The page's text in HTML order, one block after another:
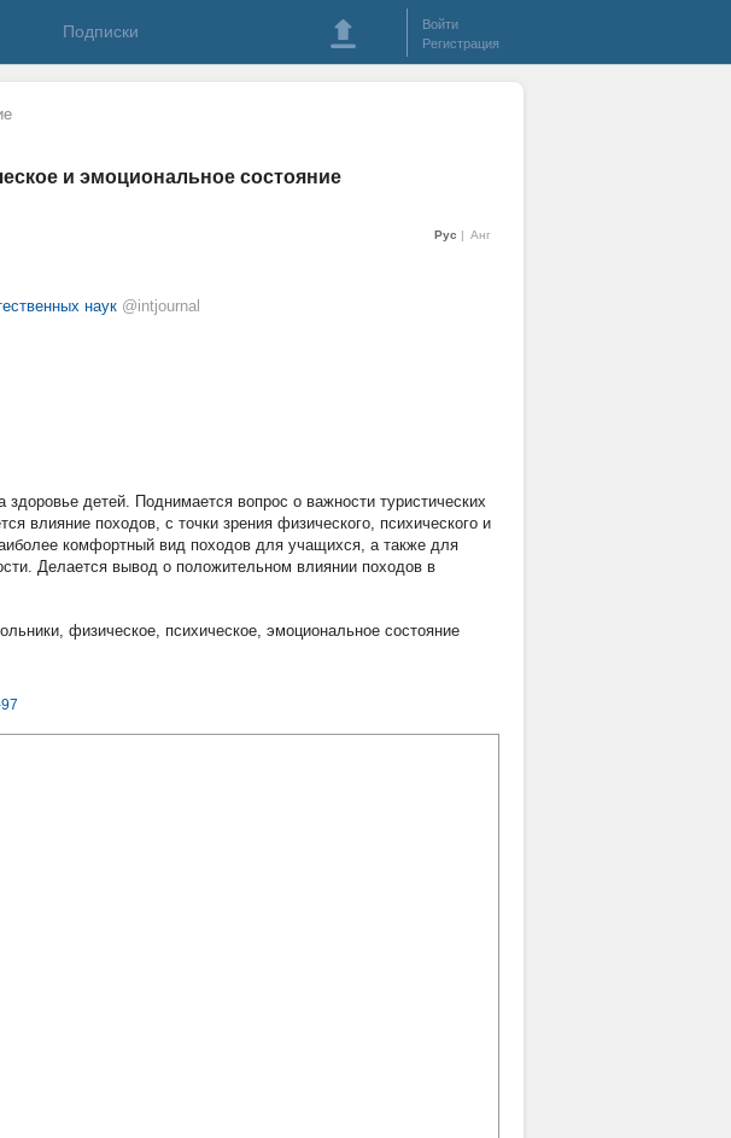
Подписки
Войти
Регистрация
и эмоциональное состояние
Рус Анг
наук @intjournal
детей. Поднимается вопрос о важности туристических
влияние походов, с точки зрения физического, психического и
комфортный вид походов для учащихся, а также для
Делается вывод о положительном влиянии походов в
, физическое, психическое, эмоциональное состояние